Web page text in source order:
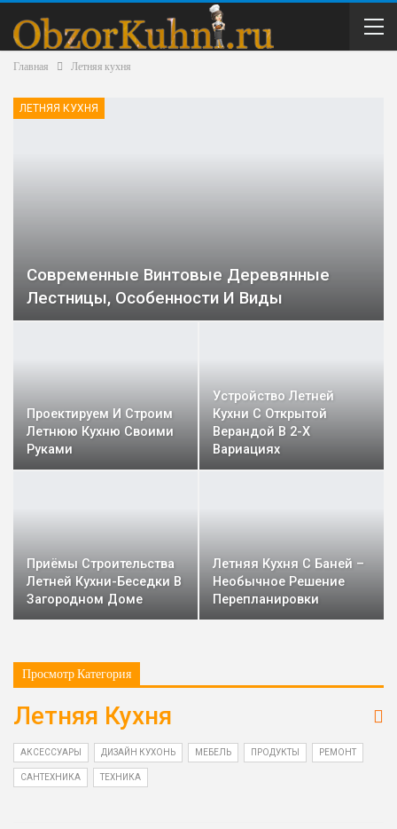
Главная Летняя кухня
ЛЕТНЯЯ КУХНЯ
Современные Винтовые Деревянные
Лестницы, Особенности И Виды
Проектируем И Строим
Летнюю Кухню Своими
Руками
Устройство Летней
Кухни С Открытой
Верандой В 2-Х
Вариациях
Приёмы Строительства
Летней Кухни-Беседки В
Загородном Доме
Летняя Кухня С Баней –
Необычное Решение
Перепланировки
Просмотр Категория
Летняя Кухня
АКСЕССУАРЫ ДИЗАЙН КУХОНЬ МЕБЕЛЬ ПРОДУКТЫ РЕМОНТ
САНТЕХНИКА ТЕХНИКА